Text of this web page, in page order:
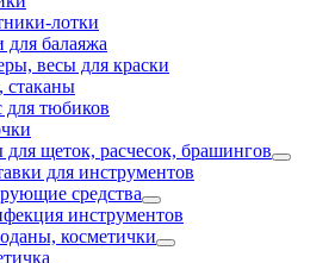
лотки
для балаяжа
весы для краски
стаканы
для тюбиков
для щеток, расчесок, брашингов
для инструментов
средства
инструментов
косметички